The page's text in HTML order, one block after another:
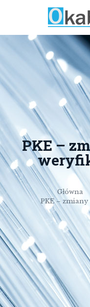
PKE –
Główna
PKE –